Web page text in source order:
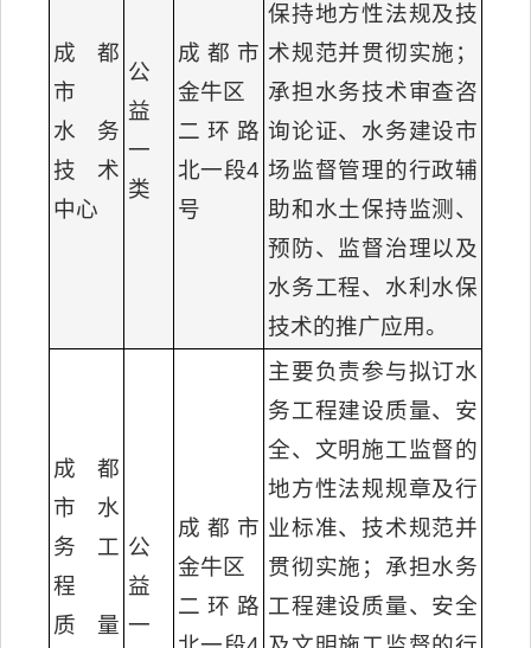
成都
市
水务
技术
中心
公
益
一
类
成都市
金牛区
二环路
北一段4
号
保持地方性法规及技
术规范并贯彻实施；
承担水务技术审查咨
询论证、水务建设市
场监督管理的行政辅
助和水土保持监测、
预防、监督治理以及
水务工程、水利水保
技术的推广应用。
成都
市水
务工
程
质量
公
益
一
成都市
金牛区
二环路
主要负责参与拟订水
务工程建设质量、安
全、文明施工监督的
地方性法规规章及行
业标准、技术规范并
贯彻实施；承担水务
工程建设质量、安全